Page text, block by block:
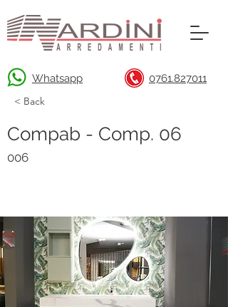
Whatsapp
0761.827011
< Back
Compab - Comp. 06
006